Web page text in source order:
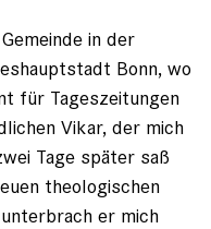
in der
Bonn, wo
für Tageszeitungen
Vikar, der mich
Tage später saß
theologischen
er mich